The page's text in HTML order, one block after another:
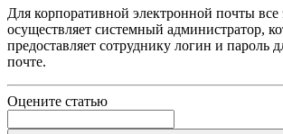
Для корпоративной электронной почты все
осуществляет системный администратор,
предоставляет сотруднику логин и пароль
почте.
Оцените статью